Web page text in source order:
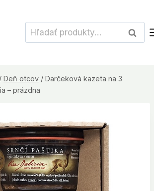
Hľadať:
/ Deň otcov / Darčeková kazeta na 3
– prázdna